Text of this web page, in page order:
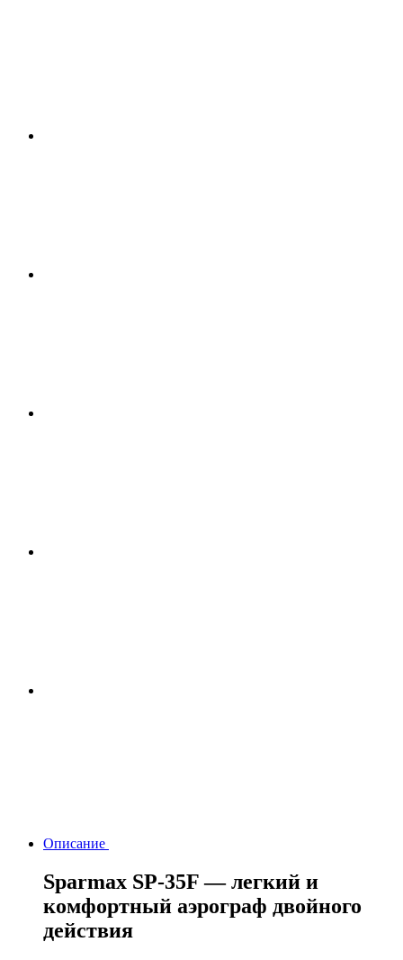
Описание
Sparmax SP-35F — легкий и
комфортный аэрограф двойного
действия